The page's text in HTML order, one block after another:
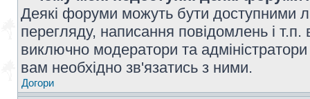
Деякі форуми можуть бути доступними
перегляду, написання повідомлень і
виключно модератори та
вам необхідно зв'язатись з ними.
Догори